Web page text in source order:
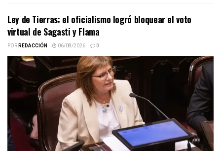
Ley de Tierras: el oficialismo logró bloquear el voto
virtual de Sagasti y Flama
PORREDACCIÓN 06/08/2026 0